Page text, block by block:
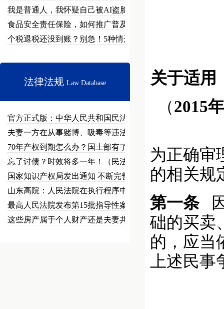
我是普通人，我怀疑自己被AI盗脸…
食品安全责任保险，如何推广普及？
个税退税还没到账？别急！5种情形…
法律法规 Law Database
官方正式版：中华人民共和国民法总…
夫妻一方在从事赌博、吸毒等违法犯…
70年产权到期怎么办？国土部有了…
忘了讨债？时效将多一年！（民法草…
国家知识产权局发出通知 不断完善…
山东高院：人民法院在执行程序中可…
最高人民法院发布第15批指导性案…
这些房产属于个人财产还是夫妻共同…
关于适用
（2015
为正确审
的相关规
第一条因
础的买卖
的，应当
上述民